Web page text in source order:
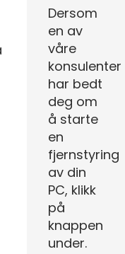
Dersom
en av
våre
konsulenter
har bedt
deg om
å starte
en
fjernstyring
av din
PC, klikk
på
knappen
under.